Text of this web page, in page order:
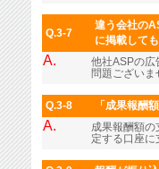
Q.3-7
違う会社の
に掲載して
A.
他社ASPの広
問題ございま
Q.3-8 「成果報酬
A.
成果報酬額
定する口座